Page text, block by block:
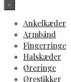
×
Ankelkæder
Armbånd
Fingerringe
Halskæder
Øreringe
Ørestikker